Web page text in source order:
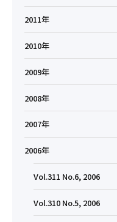
2011年
2010年
2009年
2008年
2007年
2006年
Vol.311 No.6, 2006
Vol.310 No.5, 2006